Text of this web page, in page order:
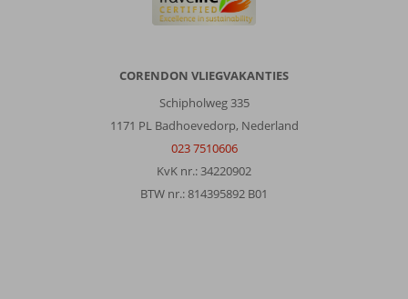
CORENDON VLIEGVAKANTIES
Schipholweg 335
1171 PL Badhoevedorp, Nederland
023 7510606
KvK nr.: 34220902
BTW nr.: 814395892 B01